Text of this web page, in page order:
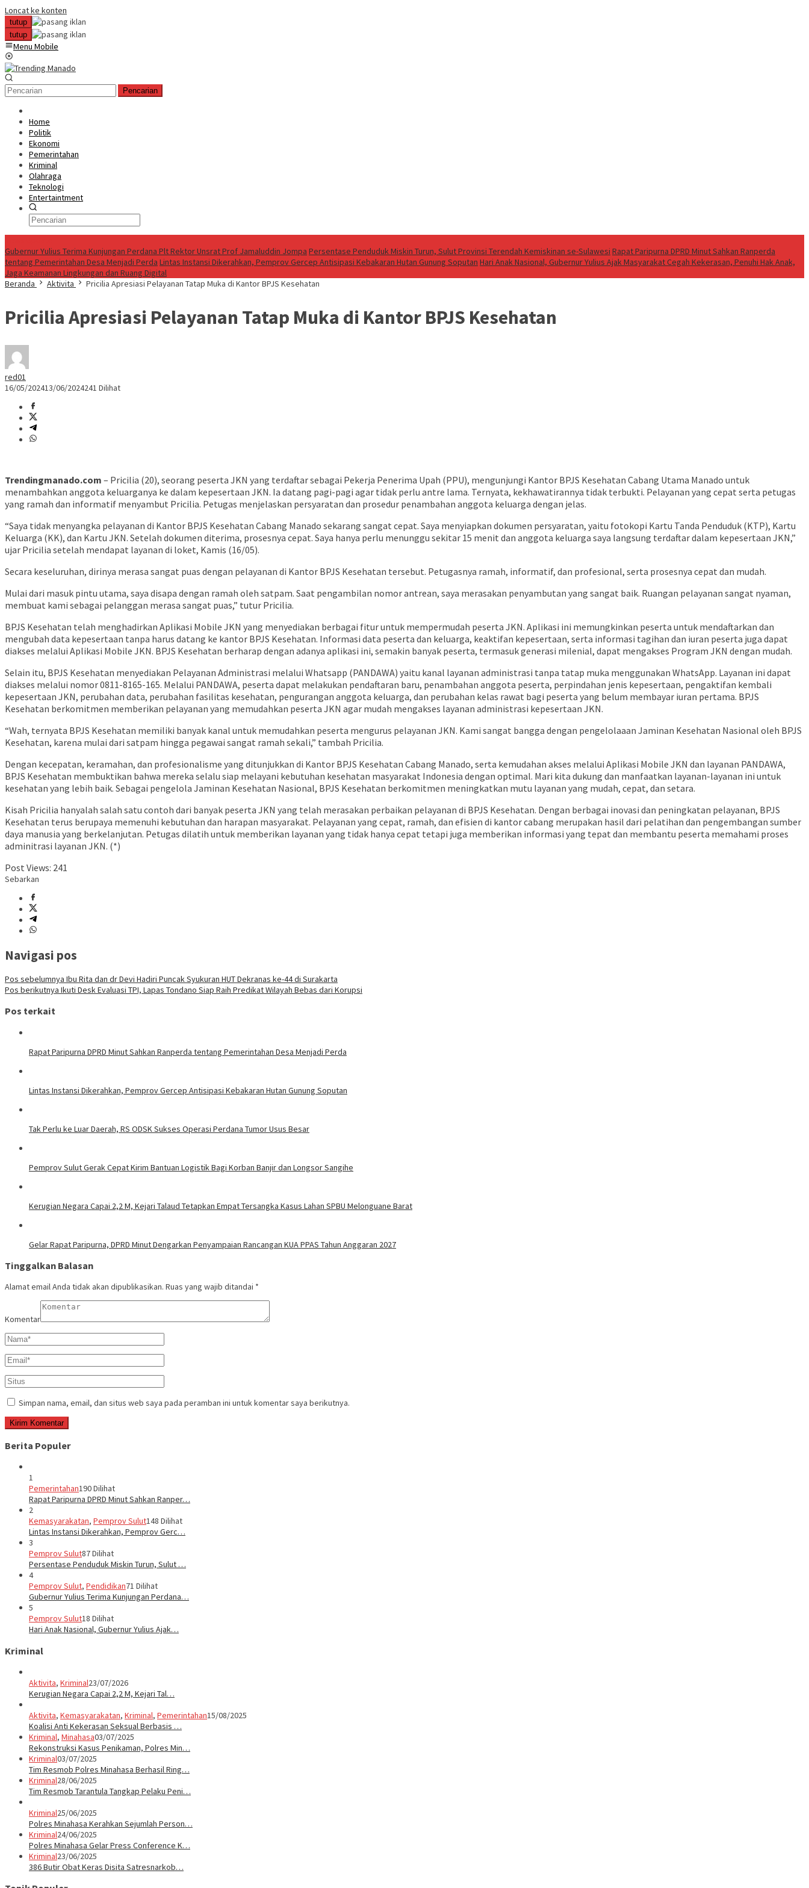
Loncat ke konten
tutup
tutup
Menu Mobile
Pencarian
Home
Politik
Ekonomi
Pemerintahan
Kriminal
Olahraga
Teknologi
Entertaintment
Gubernur Yulius Terima Kunjungan Perdana Plt Rektor Unsrat Prof Jamaluddin Jompa Persentase Penduduk Miskin Turun, Sulut Provinsi Terendah Kemiskinan se-Sulawesi Rapat Paripurna DPRD Minut Sahkan Ranperda
tentang Pemerintahan Desa Menjadi Perda Lintas Instansi Dikerahkan, Pemprov Gercep Antisipasi Kebakaran Hutan Gunung Soputan Hari Anak Nasional, Gubernur Yulius Ajak Masyarakat Cegah Kekerasan, Penuhi Hak Anak,
Jaga Keamanan Lingkungan dan Ruang Digital
Beranda
Aktivita Pricilia Apresiasi Pelayanan Tatap Muka di Kantor BPJS Kesehatan
Pricilia Apresiasi Pelayanan Tatap Muka di Kantor BPJS Kesehatan
red01
16/05/202413/06/2024241 Dilihat
Trendingmanado.com – Pricilia (20), seorang peserta JKN yang terdaftar sebagai Pekerja Penerima Upah (PPU), mengunjungi Kantor BPJS Kesehatan Cabang Utama Manado untuk
menambahkan anggota keluarganya ke dalam kepesertaan JKN. Ia datang pagi-pagi agar tidak perlu antre lama. Ternyata, kekhawatirannya tidak terbukti. Pelayanan yang cepat serta petugas
yang ramah dan informatif menyambut Pricilia. Petugas menjelaskan persyaratan dan prosedur penambahan anggota keluarga dengan jelas.
“Saya tidak menyangka pelayanan di Kantor BPJS Kesehatan Cabang Manado sekarang sangat cepat. Saya menyiapkan dokumen persyaratan, yaitu fotokopi Kartu Tanda Penduduk (KTP), Kartu
Keluarga (KK), dan Kartu JKN. Setelah dokumen diterima, prosesnya cepat. Saya hanya perlu menunggu sekitar 15 menit dan anggota keluarga saya langsung terdaftar dalam kepesertaan JKN,”
ujar Pricilia setelah mendapat layanan di loket, Kamis (16/05).
Secara keseluruhan, dirinya merasa sangat puas dengan pelayanan di Kantor BPJS Kesehatan tersebut. Petugasnya ramah, informatif, dan profesional, serta prosesnya cepat dan mudah.
Mulai dari masuk pintu utama, saya disapa dengan ramah oleh satpam. Saat pengambilan nomor antrean, saya merasakan penyambutan yang sangat baik. Ruangan pelayanan sangat nyaman,
membuat kami sebagai pelanggan merasa sangat puas,” tutur Pricilia.
BPJS Kesehatan telah menghadirkan Aplikasi Mobile JKN yang menyediakan berbagai fitur untuk mempermudah peserta JKN. Aplikasi ini memungkinkan peserta untuk mendaftarkan dan
mengubah data kepesertaan tanpa harus datang ke kantor BPJS Kesehatan. Informasi data peserta dan keluarga, keaktifan kepesertaan, serta informasi tagihan dan iuran peserta juga dapat
diakses melalui Aplikasi Mobile JKN. BPJS Kesehatan berharap dengan adanya aplikasi ini, semakin banyak peserta, termasuk generasi milenial, dapat mengakses Program JKN dengan mudah.
Selain itu, BPJS Kesehatan menyediakan Pelayanan Administrasi melalui Whatsapp (PANDAWA) yaitu kanal layanan administrasi tanpa tatap muka menggunakan WhatsApp. Layanan ini dapat
diakses melalui nomor 0811-8165-165. Melalui PANDAWA, peserta dapat melakukan pendaftaran baru, penambahan anggota peserta, perpindahan jenis kepesertaan, pengaktifan kembali
kepesertaan JKN, perubahan data, perubahan fasilitas kesehatan, pengurangan anggota keluarga, dan perubahan kelas rawat bagi peserta yang belum membayar iuran pertama. BPJS
Kesehatan berkomitmen memberikan pelayanan yang memudahkan peserta JKN agar mudah mengakses layanan administrasi kepesertaan JKN.
“Wah, ternyata BPJS Kesehatan memiliki banyak kanal untuk memudahkan peserta mengurus pelayanan JKN. Kami sangat bangga dengan pengelolaaan Jaminan Kesehatan Nasional oleh BPJS
Kesehatan, karena mulai dari satpam hingga pegawai sangat ramah sekali,” tambah Pricilia.
Dengan kecepatan, keramahan, dan profesionalisme yang ditunjukkan di Kantor BPJS Kesehatan Cabang Manado, serta kemudahan akses melalui Aplikasi Mobile JKN dan layanan PANDAWA,
BPJS Kesehatan membuktikan bahwa mereka selalu siap melayani kebutuhan kesehatan masyarakat Indonesia dengan optimal. Mari kita dukung dan manfaatkan layanan-layanan ini untuk
kesehatan yang lebih baik. Sebagai pengelola Jaminan Kesehatan Nasional, BPJS Kesehatan berkomitmen meningkatkan mutu layanan yang mudah, cepat, dan setara.
Kisah Pricilia hanyalah salah satu contoh dari banyak peserta JKN yang telah merasakan perbaikan pelayanan di BPJS Kesehatan. Dengan berbagai inovasi dan peningkatan pelayanan, BPJS
Kesehatan terus berupaya memenuhi kebutuhan dan harapan masyarakat. Pelayanan yang cepat, ramah, dan efisien di kantor cabang merupakan hasil dari pelatihan dan pengembangan sumber
daya manusia yang berkelanjutan. Petugas dilatih untuk memberikan layanan yang tidak hanya cepat tetapi juga memberikan informasi yang tepat dan membantu peserta memahami proses
adminitrasi layanan JKN. (*)
Post Views: 241
Sebarkan
Navigasi pos
Pos sebelumnya Ibu Rita dan dr Devi Hadiri Puncak Syukuran HUT Dekranas ke-44 di Surakarta
Pos berikutnya Ikuti Desk Evaluasi TPI, Lapas Tondano Siap Raih Predikat Wilayah Bebas dari Korupsi
Pos terkait
Rapat Paripurna DPRD Minut Sahkan Ranperda tentang Pemerintahan Desa Menjadi Perda
Lintas Instansi Dikerahkan, Pemprov Gercep Antisipasi Kebakaran Hutan Gunung Soputan
Tak Perlu ke Luar Daerah, RS ODSK Sukses Operasi Perdana Tumor Usus Besar
Pemprov Sulut Gerak Cepat Kirim Bantuan Logistik Bagi Korban Banjir dan Longsor Sangihe
Kerugian Negara Capai 2,2 M, Kejari Talaud Tetapkan Empat Tersangka Kasus Lahan SPBU Melonguane Barat
Gelar Rapat Paripurna, DPRD Minut Dengarkan Penyampaian Rancangan KUA PPAS Tahun Anggaran 2027
Tinggalkan Balasan
Alamat email Anda tidak akan dipublikasikan. Ruas yang wajib ditandai *
Komentar
Simpan nama, email, dan situs web saya pada peramban ini untuk komentar saya berikutnya.
Berita Populer
1
Pemerintahan190 Dilihat
Rapat Paripurna DPRD Minut Sahkan Ranper…
2
Kemasyarakatan, Pemprov Sulut148 Dilihat
Lintas Instansi Dikerahkan, Pemprov Gerc…
3
Pemprov Sulut87 Dilihat
Persentase Penduduk Miskin Turun, Sulut …
4
Pemprov Sulut, Pendidikan71 Dilihat
Gubernur Yulius Terima Kunjungan Perdana…
5
Pemprov Sulut18 Dilihat
Hari Anak Nasional, Gubernur Yulius Ajak…
Kriminal
Aktivita, Kriminal23/07/2026
Kerugian Negara Capai 2,2 M, Kejari Tal…
Aktivita, Kemasyarakatan, Kriminal, Pemerintahan15/08/2025
Koalisi Anti Kekerasan Seksual Berbasis …
Kriminal, Minahasa03/07/2025
Rekonstruksi Kasus Penikaman, Polres Min…
Kriminal03/07/2025
Tim Resmob Polres Minahasa Berhasil Ring…
Kriminal28/06/2025
Tim Resmob Tarantula Tangkap Pelaku Peni…
Kriminal25/06/2025
Polres Minahasa Kerahkan Sejumlah Person…
Kriminal24/06/2025
Polres Minahasa Gelar Press Conference K…
Kriminal23/06/2025
386 Butir Obat Keras Disita Satresnarkob…